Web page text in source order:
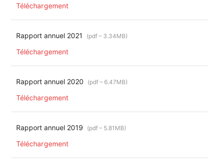
Téléchargement
Rapport annuel 2021 (pdf – 3.34MB)
Téléchargement
Rapport annuel 2020 (pdf – 6.47MB)
Téléchargement
Rapport annuel 2019 (pdf – 5.81MB)
Téléchargement